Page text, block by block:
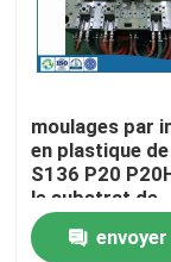
Contrôle de la
nouvelles
L'aluminium
moulages par
en plastique
S136 P20
le substrat de
l'encadrement
envoyer